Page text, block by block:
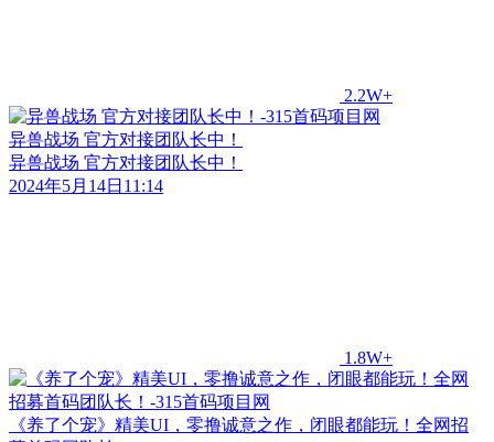
2.2W+
异兽战场 官方对接团队长中！
异兽战场 官方对接团队长中！
2024年5月14日11:14
1.8W+
《养了个宠》精美UI，零撸诚意之作，闭眼都能玩！全网招